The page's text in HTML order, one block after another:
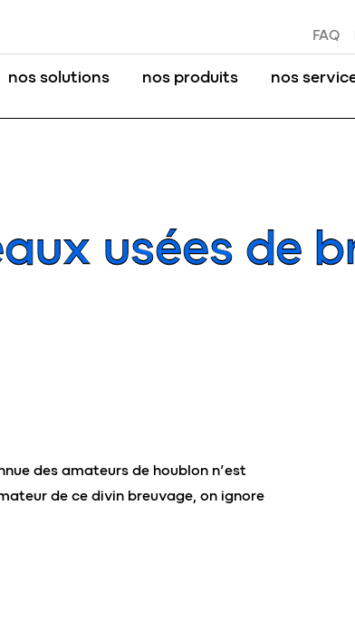
FAQ
nos solutions nos produits nos
usées de
des amateurs de houblon n’est
de ce divin breuvage, on ignore